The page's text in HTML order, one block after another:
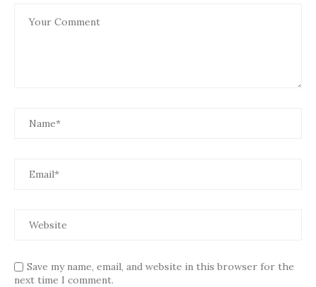
Save my name, email, and website in this browser for the
next time I comment.